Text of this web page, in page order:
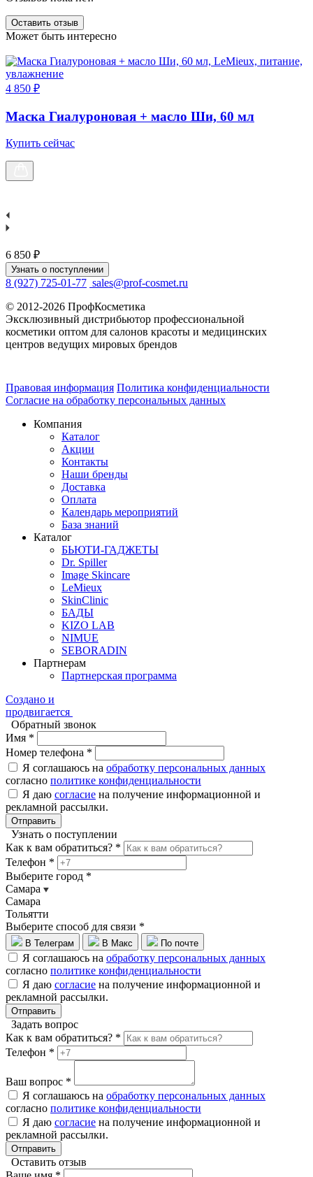
Оставить отзыв
Может быть интересно
4 850 ₽
Маска Гиалуроновая + масло Ши, 60 мл
Купить сейчас
6 850 ₽
Узнать о поступлении
8 (927) 725-01-77 sales@prof-cosmet.ru
© 2012-2026 ПрофКосметика
Эксклюзивный дистрибьютор профессиональной
косметики оптом для салонов красоты и медицинских
центров ведущих мировых брендов
Правовая информация Политика конфиденциальности
Согласие на обработку персональных данных
Компания
Каталог
Акции
Контакты
Наши бренды
Доставка
Оплата
Календарь мероприятий
База знаний
Каталог
БЬЮТИ-ГАДЖЕТЫ
Dr. Spiller
Image Skincare
LeMieux
SkinClinic
БАДЫ
KIZO LAB
NIMUE
SEBORADIN
Партнерам
Партнерская программа
Создано и
продвигается
Обратный звонок
Имя *
Номер телефона *
Я соглашаюсь на обработку персональных данных
согласно политике конфиденциальности
Я даю согласие на получение информационной и
рекламной рассылки.
Отправить
Узнать о поступлении
Как к вам обратиться? *
Телефон *
Выберите город *
Самара
Самара
Тольятти
Выберите способ для связи *
В Телеграм В Макс По почте
Я соглашаюсь на обработку персональных данных
согласно политике конфиденциальности
Я даю согласие на получение информационной и
рекламной рассылки.
Отправить
Задать вопрос
Как к вам обратиться? *
Телефон *
Ваш вопрос *
Я соглашаюсь на обработку персональных данных
согласно политике конфиденциальности
Я даю согласие на получение информационной и
рекламной рассылки.
Отправить
Оставить отзыв